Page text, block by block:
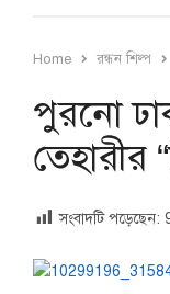
Home রন্ধন শিল্প
পুরনো
তেহারীর
সংবাদটি পড়েছেন: